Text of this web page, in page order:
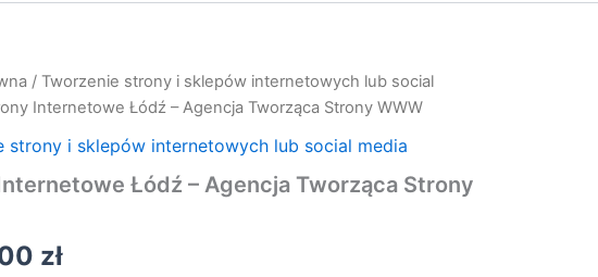
/ Tworzenie strony i sklepów internetowych lub social
Internetowe Łódź – Agencja Tworząca Strony WWW
strony i sklepów internetowych lub social media
Łódź – Agencja Tworząca Strony
zł